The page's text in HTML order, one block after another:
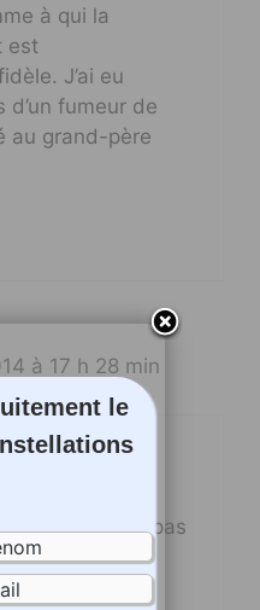
à qui la
est
J’ai eu
d’un fumeur de
au grand-père
à 17 h 28 min
ne parle pas
(sauf
il parle
le